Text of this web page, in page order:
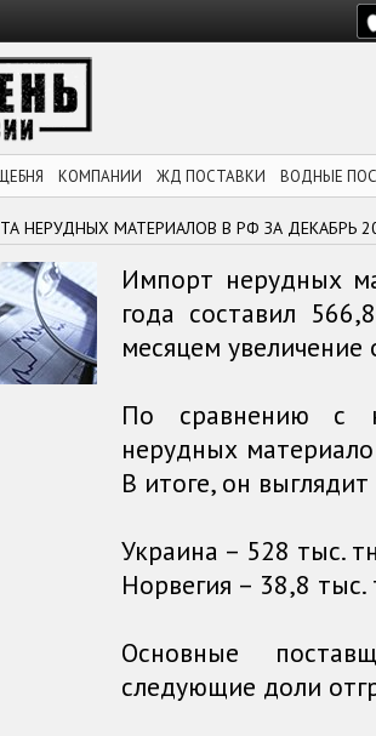
КОМПАНИИ ЖД ПОСТАВКИ ВОДНЫЕ
НЕРУДНЫХ МАТЕРИАЛОВ В РФ ЗА ДЕКАБРЬ
Импорт нерудных
года составил
месяцем
По сравнению с
нерудных
В итоге, он
Украина – 528 тыс.
Норвегия – 38,8 тыс.
Основные
следующие доли